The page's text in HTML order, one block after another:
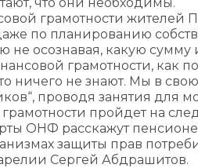
грамотности жителей
по планированию
не осознавая, какую
грамотности, как
ничего не знают. Мы в
проводя занятия для
пройдет на
ОНФ расскажут
защиты прав
Сергей Абдрашитов.